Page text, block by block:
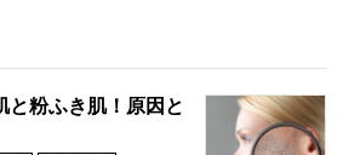
と粉ふき肌！原因と